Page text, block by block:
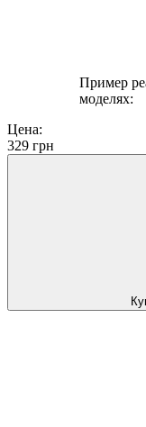
Пример
моделях:
Цена:
329 грн